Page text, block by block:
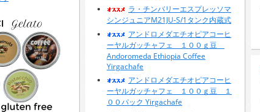
ラ・チンバリーエスプレッソマ
シンジュニアM21JU-S/1タンク内蔵式
アンドロメダエチオピアコーヒ
ーヤルガッチャフェ １００ｇ豆
Andoromeda Ethiopia Coffee
Yirgachafe
アンドロメダエチオピアコーヒ
ーヤルガッチャフェ １００ｇ豆 １
００パック Yirgachafe